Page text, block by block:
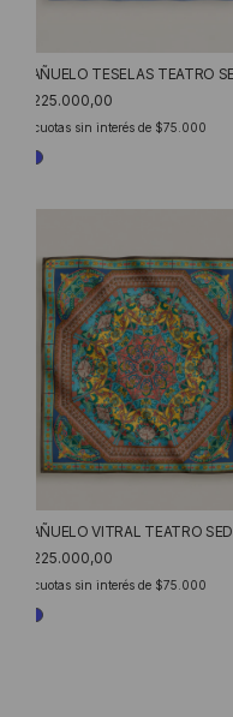
PAÑUELO TESELAS TEATRO
$225.000,00
cuotas sin interés de $75.000
PAÑUELO VITRAL TEATRO
$225.000,00
cuotas sin interés de $75.000